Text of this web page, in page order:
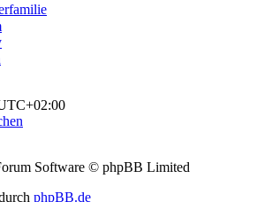
Software © phpBB Limited
phpBB.de